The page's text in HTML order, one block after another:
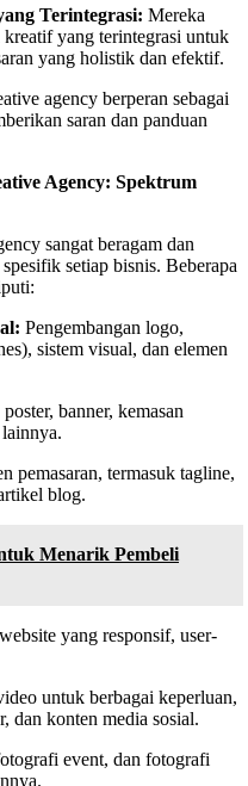
Terintegrasi: Mereka
yang terintegrasi untuk
yang holistik dan efektif.
agency berperan sebagai
saran dan panduan
Agency: Spektrum
sangat beragam dan
setiap bisnis. Beberapa
Pengembangan logo,
sistem visual, dan elemen
banner, kemasan
pemasaran, termasuk tagline,
blog.
Menarik Pembeli
yang responsif, user-
untuk berbagai keperluan,
dan konten media sosial.
event, dan fotografi